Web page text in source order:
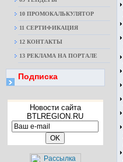
10 ПРОМОКАЛЬКУЛЯТОР
11 СЕРТИФИКАЦИЯ
12 КОНТАКТЫ
13 РЕКЛАМА НА ПОРТАЛЕ
Подписка
Новости сайта
BTLREGION.RU